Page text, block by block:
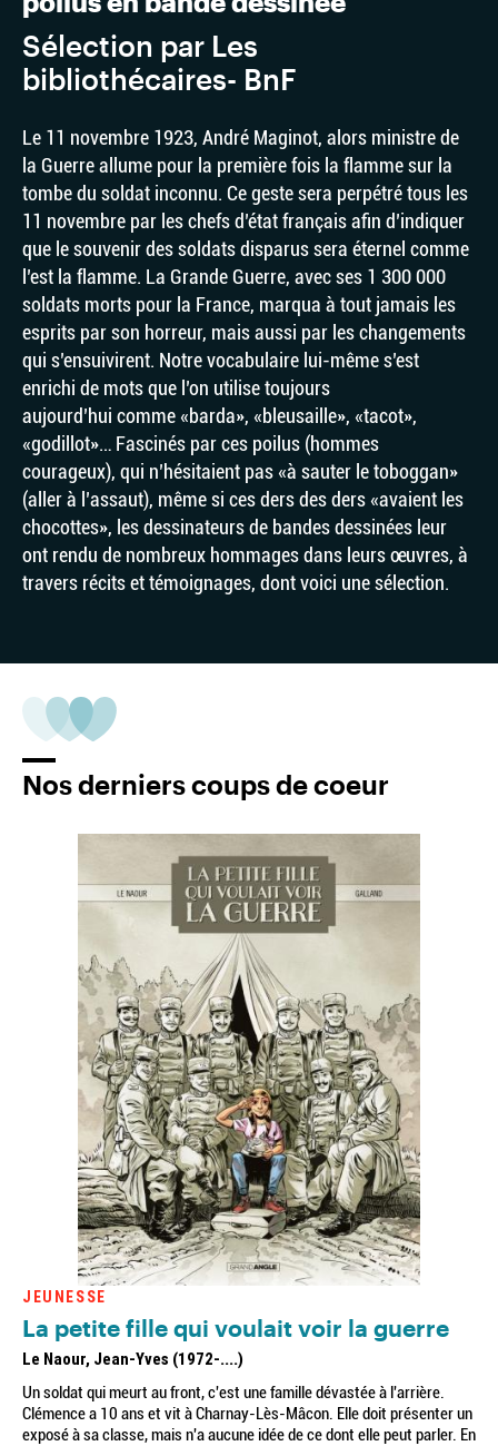
Sélection par Les
bibliothécaires- BnF
Le 11 novembre 1923, André Maginot, alors ministre de
la Guerreallume pour la première fois la flamme sur la
tombe du soldat inconnu. Ce geste sera perpétré tous les
11 novembre par les chefs d’état français afin d’indiquer
que le souvenir des soldats disparus sera éternel comme
l’est la flamme. La Grande Guerre, avec ses 1 300 000
soldats morts pour la France, marqua à tout jamais les
esprits par son horreur, mais aussi par les changements
qui s’ensuivirent. Notre vocabulaire lui-même s’est
enrichi de mots que l’on utilise toujours
aujourd’hui comme «barda», «bleusaille», «tacot»,
«godillot»… Fascinés par ces poilus (hommes
courageux), qui n’hésitaient pas «à sauter le toboggan»
(aller à l’assaut), même si ces ders des ders «avaient les
chocottes», les dessinateurs de bandes dessinées leur
ont rendu de nombreux hommages dans leurs œuvres, à
travers récits et témoignages, dont voici une sélection.
Nos derniers coups de coeur
JEUNESSE
La petite fille qui voulait voir la guerre
Le Naour, Jean-Yves (1972-....)
Un soldat qui meurt au front, c'est une famille dévastée à l'arrière.
Clémence a 10 ans et vit à Charnay-Lès-Mâcon. Elle doit présenter un
exposé à sa classe, mais n'a aucune idée de ce dont elle peut parler. En